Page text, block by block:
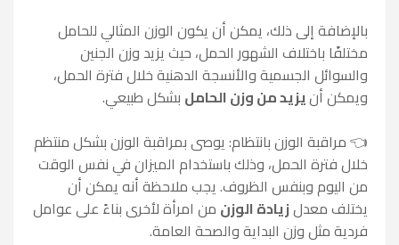
بالإضافة إلى ذلك، يمكن أن يكون الوزن المثالي للحامل
مختلفًا باختلاف الشهور الحمل، حيث يزيد وزن الجنين
والسوائل الجسمية والأنسجة الدهنية خلال فترة الحمل،
ويمكن أنيزيد من وزن الحامل بشكل طبيعي.
👈 مراقبة الوزن بانتظام: يوصى بمراقبة الوزن بشكل منتظم
خلال فترة الحمل، وذلك باستخدام الميزان في نفس الوقت
من اليوم وبنفس الظروف. يجب ملاحظة أنه يمكن أن
يختلف معدلزيادة الوزن من امرأة لأخرى بناءً على عوامل
فردية مثل وزن البداية والصحة العامة.